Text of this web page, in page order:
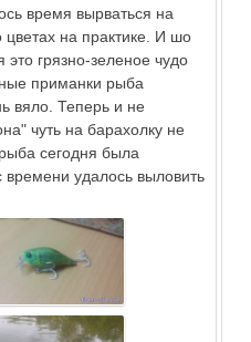
время вырваться на
на практике. И шо
грязно-зеленое чудо
приманки рыба
вяло. Теперь и не
чуть на барахолку не
сегодня была
времени удалось выловить